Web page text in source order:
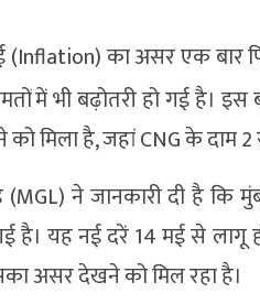
(Inflation) का असर एक बार
में भी बढ़ोतरी हो गई
को मिला है, जहां CNG के दाम
(MGL) ने जानकारी दी है
है। यह नई दरें 14 मई से
असर देखने को मिल रहा है।